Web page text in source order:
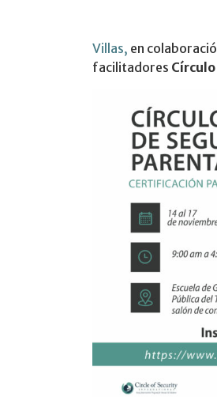
Villas, en
facilitadores